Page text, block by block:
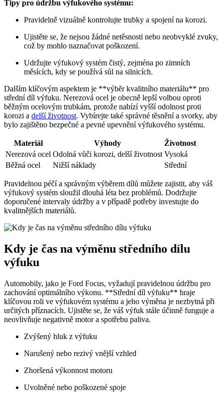
Tipy pro údržbu výfukového systému:
Pravidelně vizuálně kontrolujte trubky a spojení na korozi.
Ujistěte se, že ​nejsou ‍žádné netěsnosti nebo neobvyklé zvuky,
což by mohlo naznačovat poškození.
Udržujte výfukový systém‍ čistý, zejména po zimních‍
měsících, kdy ‍se‍ používá sůl na silnicích.
Dalším klíčovým aspektem je **výběr kvalitního materiálu** pro
střední díl výfuku. Nerezová‍ ocel⁣ je​ obecně ⁣lepší volbou oproti
běžným ocelovým ⁤trubkám, protože nabízí​ vyšší odolnost ⁤proti
korozi a​ delší životnost. Vybírejte ⁣také správné těsnění a svorky, aby
bylo zajištěno bezpečné a pevné ⁢upevnění výfukového systému.
Materiál Výhody
Životnost
Nerezová⁣ ocel Odolná vůči korozi,⁢ delší ‌životnost Vysoká
Běžná ocel
Nižší náklady Střední
Pravidelnou péčí a správným výběrem ⁢dílů ⁢můžete zajistit, aby váš
výfukový systém⁣ sloužil ​dlouhá ⁢léta bez ‌problémů. Dodržujte
doporučené ‍intervaly údržby‍ a v případě​ potřeby investujte do
kvalitnějších materiálů.
Kdy ⁢je čas na⁣ výměnu středního dílu
⁢výfuku
Automobily,⁢ jako je Ford Focus, vyžadují pravidelnou‌ údržbu pro
zachování optimálního výkonu. **Střední díl výfuku** hraje
klíčovou roli⁢ ve‍ výfukovém systému a ​jeho výměna ​je​ nezbytná při
určitých příznacích. Ujistěte se, že váš výfuk stále účinně ‌funguje a
neovlivňuje negativně motor a spotřebu⁣ paliva.
Zvýšený hluk ⁤z výfuku
Narušený ​nebo rezivý vnější vzhled
Zhoršená výkonnost motoru
Uvolněné nebo poškozené spoje